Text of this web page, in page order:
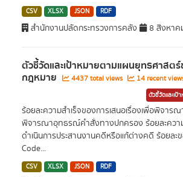
CSV XLSX JSON RDF
สำนักงานปลัดกระทรวงการคลัง 8 สิงหาค
ตัวชี้วัดและเป้าหมายตามแผนยุทธศาสต
กฎหมาย 4437 total views 14 recent
ตัวชี้วัดและเ
ร้อยละความสำเร็จของการเสนอเรื่องเพื่อพิจา
พิจารณาอุทธรณ์คำสั่งทางปกครอง ร้อยละควา
ดำเนินการประสานงานคดีหรือแก้ต่างคดี ร้อยละ
Code...
CSV XLSX JSON RDF